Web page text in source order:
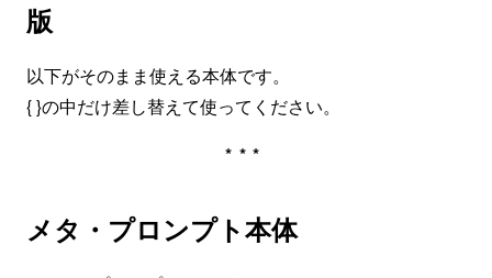
版
以下がそのまま使える本体です。
{ }の中だけ差し替えて使ってください。
***
メタ・プロンプト本体